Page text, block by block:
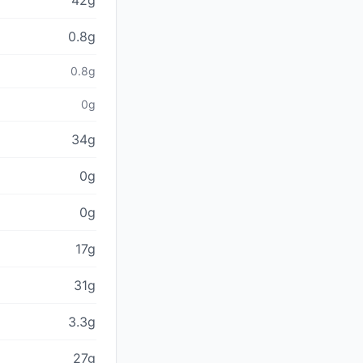
0.8g
0.8g
0g
34g
0g
0g
17g
31g
3.3g
27g